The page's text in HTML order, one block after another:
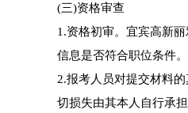
(三)资格审查
1.资格初审。宜宾高新
信息是否符合职位条件
2.报考人员对提交材料
切损失由其本人自行承担